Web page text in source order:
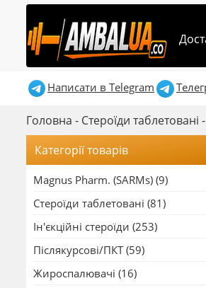
Написати в Telegram
Головна - Стероїди таблетовані -
Категорії товарів
Magnus Pharm. (SARMs) (9)
Стероїди таблетовані (81)
Ін'єкційні стероїди (253)
Післякурсові/ПКТ (59)
Жироспалювачі (16)